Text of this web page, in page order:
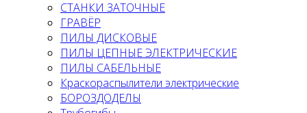
СТАНКИ ЗАТОЧНЫЕ
ГРАВЁР
ПИЛЫ ДИСКОВЫЕ
ПИЛЫ ЦЕПНЫЕ ЭЛЕКТРИЧЕСКИЕ
ПИЛЫ САБЕЛЬНЫЕ
Краскораспылители электрические
БОРОЗДОДЕЛЫ